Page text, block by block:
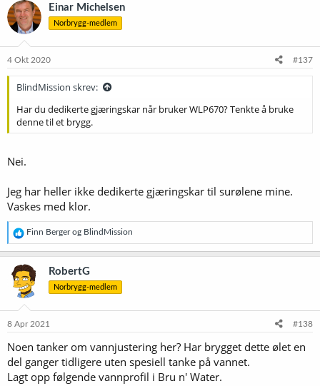
Einar Michelsen
Norbrygg-medlem
4 Okt 2020 #137
BlindMission skrev:
Har du dedikerte gjæringskar når bruker WLP670? Tenkte å bruke
denne til et brygg.
Nei.
Jeg har heller ikke dedikerte gjæringskar til surølene mine.
Vaskes med klor.
R
e
a
k
s
j
o
e
:
Finn Bergerog BlindMission
RobertG
Norbrygg-medlem
8 Apr 2021 #138
Noen tanker om vannjustering her? Har brygget dette ølet en
del ganger tidligere uten spesiell tanke på vannet.
Lagt opp følgende vannprofil i Bru n' Water.